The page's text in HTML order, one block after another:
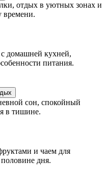
отдых в уютных зонах и
времени.
домашней кухней,
питания.
сон, спокойный
в тишине.
и чаем для
дня.